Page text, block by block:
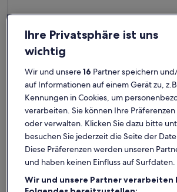
Weitere Infos zu Anema - secluded
Ruhige Auszeit
10 von 10
Außergewöhnlich
außergewöhnlich
2 Bewertungen
(2
Kleines aber perfekt ausreichendes Haus mit
Hydra: der Ausflug ist wunderschön.
Ihre Privatsphäre ist uns
wichtig
Wir und unsere16 Partner speichern
auf Informationen auf einem Gerät zu,
Kennungen in Cookies, um
verarbeiten. Sie können Ihre
oder verwalten. Klicken Sie dazu bitte
besuchen Sie jederzeit die Seite der
Diese Präferenzen werden unseren
und haben keinen Einfluss auf Surfdaten.
Wir und unsere Partner verarbeiten